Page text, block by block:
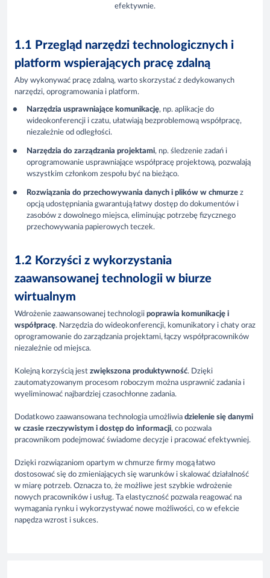
efektywnie.
1.1 Przegląd narzędzi technologicznych i
platform wspierających pracę zdalną
Aby wykonywać pracę zdalną, warto skorzystać z dedykowanych
narzędzi, oprogramowania i platform.
Narzędzia usprawniające komunikację, np. aplikacje do
wideokonferencji i czatu, ułatwiają bezproblemową współpracę,
niezależnie od odległości.
Narzędzia do zarządzania projektami, np. śledzenie zadań i
oprogramowanie usprawniające współpracę projektową, pozwalają
wszystkim członkom zespołu być na bieżąco.
Rozwiązania do przechowywania danych i plików w chmurze z
opcją udostępniania gwarantują łatwy dostęp do dokumentów i
zasobów z dowolnego miejsca, eliminując potrzebę fizycznego
przechowywania papierowych teczek.
1.2 Korzyści z wykorzystania
zaawansowanej technologii w biurze
wirtualnym
Wdrożenie zaawansowanej technologii poprawia komunikację i
współpracę. Narzędzia do wideokonferencji, komunikatory i chaty oraz
oprogramowanie do zarządzania projektami, łączy współpracowników
niezależnie od miejsca.
Kolejną korzyścią jest zwiększona produktywność. Dzięki
zautomatyzowanym procesom roboczym można usprawnić zadania i
wyeliminować najbardziej czasochłonne zadania.
Dodatkowo zaawansowana technologia umożliwia dzielenie się danymi
w czasie rzeczywistym i dostęp do informacji, co pozwala
pracownikom podejmować świadome decyzje i pracować efektywniej.
Dzięki rozwiązaniom opartym w chmurze firmy mogą łatwo
dostosować się do zmieniających się warunków i skalować działalność
w miarę potrzeb. Oznacza to, że możliwe jest szybkie wdrożenie
nowych pracowników i usług. Ta elastyczność pozwala reagować na
wymagania rynku i wykorzystywać nowe możliwości, co w efekcie
napędza wzrost i sukces.